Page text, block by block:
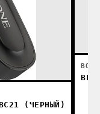
BC21 (ЧЕРНЫЙ)